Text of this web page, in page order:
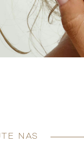
NAS